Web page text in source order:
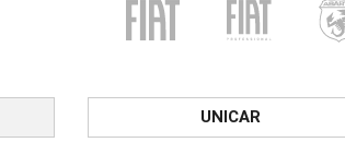
UNICAR